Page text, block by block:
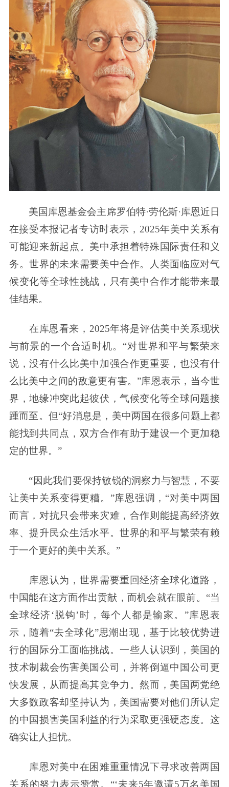
美国库恩基金会主席罗伯特·劳伦斯·库恩近日
在接受本报记者专访时表示，2025年美中关系有
可能迎来新起点。美中承担着特殊国际责任和义
务。世界的未来需要美中合作。人类面临应对气
候变化等全球性挑战，只有美中合作才能带来最
佳结果。
在库恩看来，2025年将是评估美中关系现状
与前景的一个合适时机。“对世界和平与繁荣来
说，没有什么比美中加强合作更重要，也没有什
么比美中之间的敌意更有害。”库恩表示，当今世
界，地缘冲突此起彼伏，气候变化等全球问题接
踵而至。但“好消息是，美中两国在很多问题上都
能找到共同点，双方合作有助于建设一个更加稳
定的世界。”
“因此我们要保持敏锐的洞察力与智慧，不要
让美中关系变得更糟。”库恩强调，“对美中两国
而言，对抗只会带来灾难，合作则能提高经济效
率、提升民众生活水平。世界的和平与繁荣有赖
于一个更好的美中关系。”
库恩认为，世界需要重回经济全球化道路，
中国能在这方面作出贡献，而机会就在眼前。“当
全球经济‘脱钩’时，每个人都是输家。”库恩表
示，随着“去全球化”思潮出现，基于比较优势进
行的国际分工面临挑战。一些人认识到，美国的
技术制裁会伤害美国公司，并将倒逼中国公司更
快发展，从而提高其竞争力。然而，美国两党绝
大多数政客却坚持认为，美国需要对他们所认定
的中国损害美国利益的行为采取更强硬态度。这
确实让人担忧。
库恩对美中在困难重重情况下寻求改善两国
关系的努力表示赞赏。“‘未来5年邀请5万名美国